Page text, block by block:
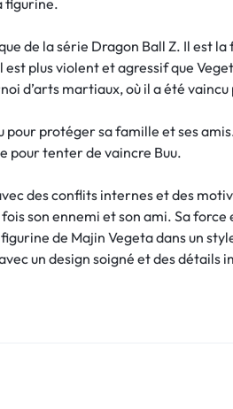
de la série Dragon Ball Z. Il est
plus violent et agressif que
d’arts martiaux, où il a été
protéger sa famille et ses
pour tenter de vaincre Buu.
des conflits internes et des
son ennemi et son ami. Sa
de Majin Vegeta dans un
un design soigné et des